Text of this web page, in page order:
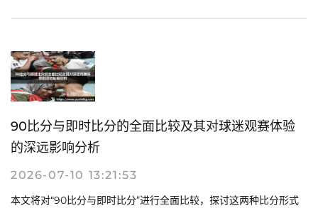
90比分与即时比分的全面比较及其对球迷观赛体验
的深远影响分析
2026-07-10 13:21:53
本文将对“90比分与即时比分”进行全面比较，探讨这两种比分形式